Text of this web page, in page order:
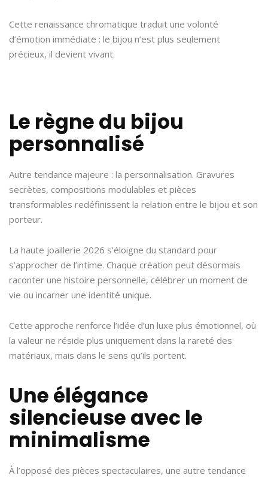
Cette renaissance chromatique traduit une volonté
d’émotion immédiate : le bijou n’est plus seulement
précieux, il devient vivant.
Le règne du bijou
personnalisé
Autre tendance majeure : la personnalisation. Gravures
secrètes, compositions modulables et pièces
transformables redéfinissent la relation entre le bijou et son
porteur.
La haute joaillerie 2026 s’éloigne du standard pour
s’approcher de l’intime. Chaque création peut désormais
raconter une histoire personnelle, célébrer un moment de
vie ou incarner une identité unique.
Cette approche renforce l’idée d’un luxe plus émotionnel, où
la valeur ne réside plus uniquement dans la rareté des
matériaux, mais dans le sens qu’ils portent.
Une élégance
silencieuse avec le
minimalisme
À l’opposé des pièces spectaculaires, une autre tendance